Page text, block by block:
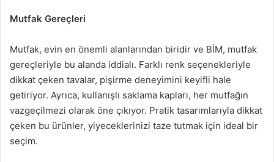
Mutfak Gereçleri
Mutfak, evin en önemli alanlarından biridir ve BİM, mutfak
gereçleriyle bu alanda iddialı. Farklı renk seçenekleriyle
dikkat çeken tavalar, pişirme deneyimini keyifli hale
getiriyor. Ayrıca, kullanışlı saklama kapları, her mutfağın
vazgeçilmezi olarak öne çıkıyor. Pratik tasarımlarıyla dikkat
çeken bu ürünler, yiyeceklerinizi taze tutmak için ideal bir
seçim.